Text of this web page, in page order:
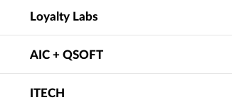
Loyalty Labs
AIC + QSOFT
ITECH